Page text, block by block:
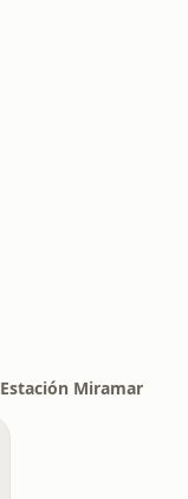
Estación Miramar